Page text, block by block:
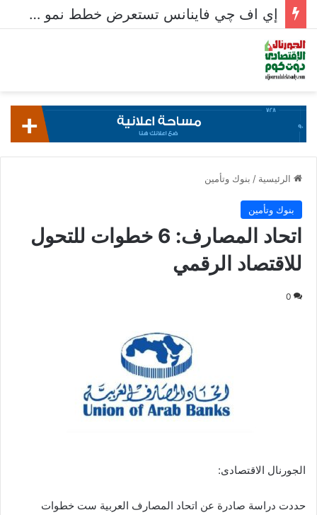
إي اف چي فاينانس تستعرض خطط نمو «بلد» لتعزيز حضورها في سوق تحويلات المصريين بالخارج
الرئيسية / بنوك وتأمين
بنوك وتأمين
اتحاد المصارف: 6 خطوات للتحول
للاقتصاد الرقمي
0
الجورنال الاقتصادى:
حددت دراسة صادرة عن اتحاد المصارف العربية ست خطوات